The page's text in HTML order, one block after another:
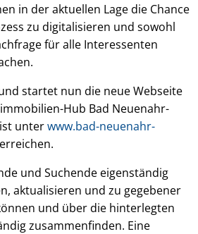
in der aktuellen Lage die Chance
zu digitalisieren und sowohl
für alle Interessenten
startet nun die neue Webseite
Hub Bad Neuenahr-
unterwww.bad-neuenahr-
und Suchende eigenständig
aktualisieren und zu gegebener
und über die hinterlegten
zusammenfinden. Eine